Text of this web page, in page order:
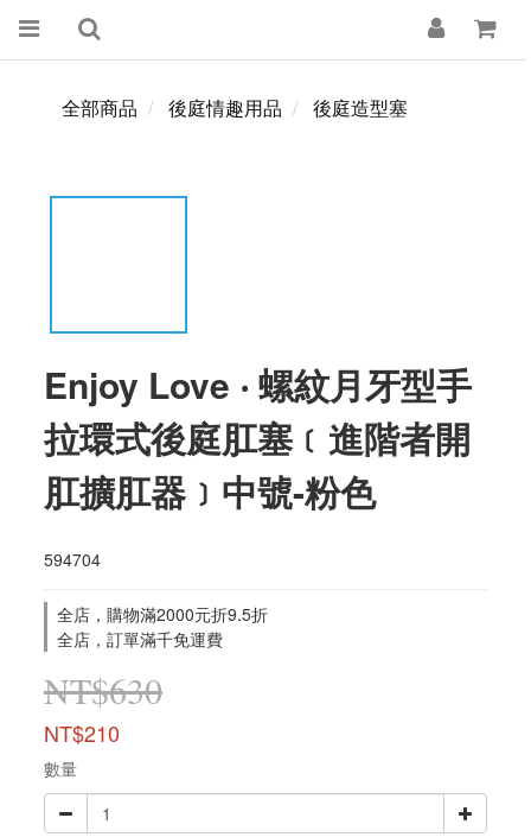
全部商品 後庭情趣用品 後庭造型塞
Enjoy Love ‧ 螺紋月牙型手
拉環式後庭肛塞﹝進階者開
肛擴肛器﹞中號-粉色
594704
全店，購物滿2000元折9.5折
全店，訂單滿千免運費
NT$630
NT$210
數量